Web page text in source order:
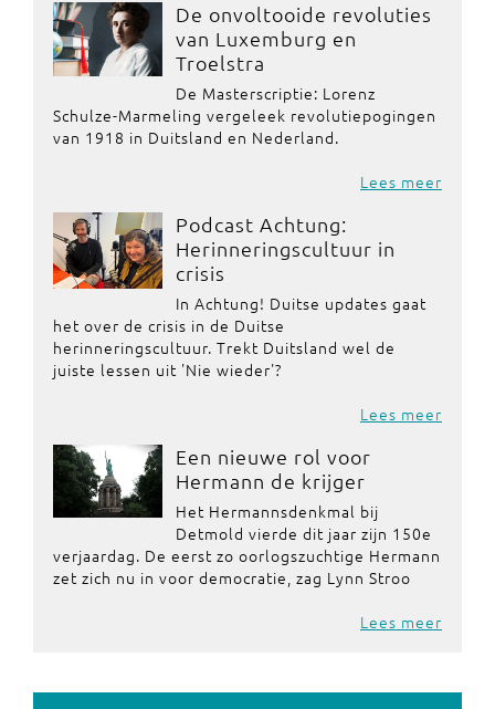
De onvoltooide revoluties
van Luxemburg en
Troelstra
De Masterscriptie: Lorenz
Schulze-Marmeling vergeleek revolutiepogingen
van 1918 in Duitsland en Nederland.
Lees meer
Podcast Achtung:
Herinneringscultuur in
crisis
In Achtung! Duitse updates gaat
het over de crisis in de Duitse
herinneringscultuur. Trekt Duitsland wel de
juiste lessen uit 'Nie wieder'?
Lees meer
Een nieuwe rol voor
Hermann de krijger
Het Hermannsdenkmal bij
Detmold vierde dit jaar zijn 150e
verjaardag. De eerst zo oorlogszuchtige Hermann
zet zich nu in voor democratie, zag Lynn Stroo
Lees meer